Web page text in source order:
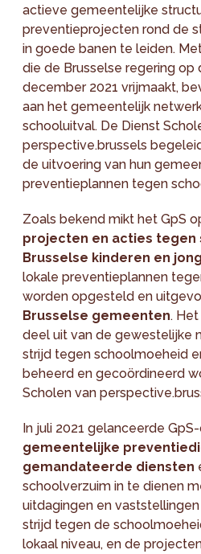
actieve gemeentelijke
preventieprojecten rond de
in goede banen te leiden.
die de Brusselse regering op
december 2021 vrijmaakt,
aan het gemeentelijk
schooluitval. De Dienst
perspective.brussels
de uitvoering van hun
preventieplannen tegen
Zoals bekend mikt het GpS
projecten en acties tegen
Brusselse kinderen en
lokale preventieplannen
worden opgesteld en
Brusselse gemeenten.
deel uit van de gewestelijke
strijd tegen schoolmoeheid
beheerd en gecoördineerd
Scholen van
In juli 2021 gelanceerde
gemeentelijke
gemandateerde diensten
schoolverzuim in te dienen
uitdagingen en
strijd tegen de
lokaal niveau, en de